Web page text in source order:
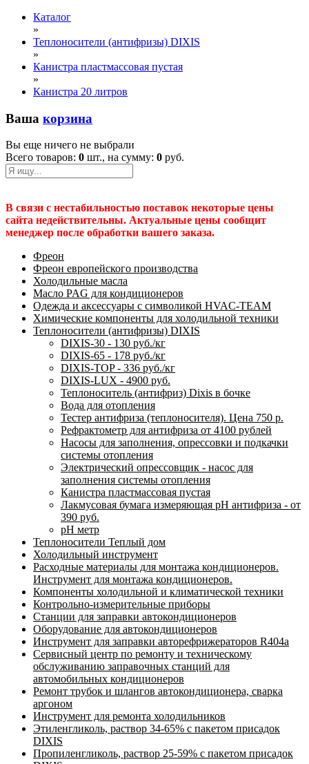
Каталог
»
Теплоносители (антифризы) DIXIS
»
Канистра пластмассовая пустая
»
Канистра 20 литров
Ваша корзина
Вы еще ничего не выбрали
Всего товаров: 0 шт., на сумму: 0 руб.
В связи с нестабильностью поставок некоторые цены
сайта недействительны. Актуальные цены сообщит
менеджер после обработки вашего заказа.
Фреон
Фреон европейского производства
Холодильные масла
Масло PAG для кондиционеров
Одежда и аксессуары с символикой HVAC-TEAM
Химические компоненты для холодильной техники
Теплоносители (антифризы) DIXIS
DIXIS-30 - 130 руб./кг
DIXIS-65 - 178 руб./кг
DIXIS-ТОP - 336 руб./кг
DIXIS-LUX - 4900 руб.
Теплоноситель (антифриз) Dixis в бочке
Вода для отопления
Тестер антифриза (теплоносителя). Цена 750 р.
Рефрактометр для антифриза от 4100 рублей
Насосы для заполнения, опрессовки и подкачки
системы отопления
Электрический опрессовщик - насос для
заполнения системы отопления
Канистра пластмассовая пустая
Лакмусовая бумага измеряющая pH антифриза - от
390 руб.
pH метр
Теплоносители Теплый дом
Холодильный инструмент
Расходные материалы для монтажа кондиционеров.
Инструмент для монтажа кондиционеров.
Компоненты холодильной и климатической техники
Контрольно-измерительные приборы
Станции для заправки автокондиционеров
Оборудование для автокондиционеров
Инструмент для заправки авторефрижераторов R404a
Сервисный центр по ремонту и техническому
обслуживанию заправочных станций для
автомобильных кондиционеров
Ремонт трубок и шлангов автокондиционера, сварка
аргоном
Инструмент для ремонта холодильников
Этиленгликоль, раствор 34-65% с пакетом присадок
DIXIS
Пропиленгликоль, раствор 25-59% с пакетом присадок